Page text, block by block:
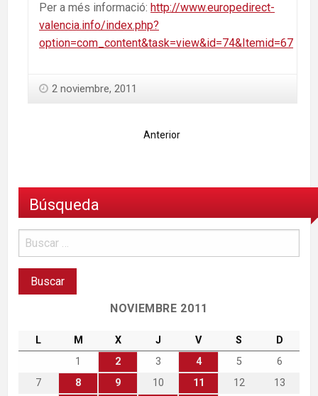
Per a més informació: http://www.europedirect-
valencia.info/index.php?
option=com_content&task=view&id=74&Itemid=67
2 noviembre, 2011
Anterior
Búsqueda
NOVIEMBRE 2011
L M X J V S
D
1
2 3 4 5
6
7
8 9 10 11 12
13